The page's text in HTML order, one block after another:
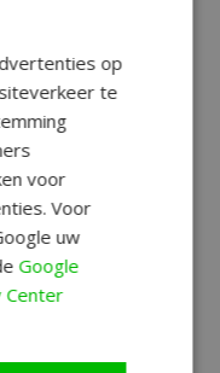
op
te
voor
Voor
uw
Google
Center